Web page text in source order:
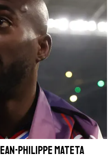
Philippe Mateta